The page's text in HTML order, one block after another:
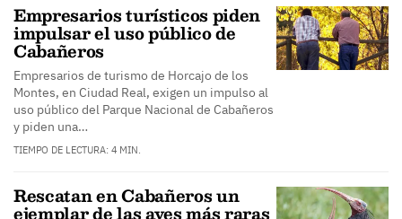
Empresarios turísticos piden
impulsar el uso público de
Cabañeros
Empresarios de turismo de Horcajo de los
Montes, en Ciudad Real, exigen un impulso al
uso público del Parque Nacional de Cabañeros
y piden una…
TIEMPO DE LECTURA: 4 MIN.
Rescatan en Cabañeros un
ejemplar de las aves más raras